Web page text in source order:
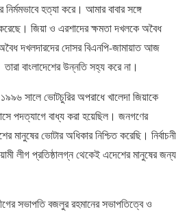
হত্যা করে। আমার বাবার সঙ্গে
জিয়া ও এরশাদের ক্ষমতা দখলকে অবৈধ
দখলদারদের দোসর বিএনপি-জামায়াত আজ
বাংলাদেশের উন্নতি সহ্য করে না।
সালে ভোটচুরির অপরাধে খালেদা জিয়াকে
পদত্যাগে বাধ্য করা হয়েছিল। জনগণের
মানুষের ভোটার অধিকার নিশ্চিত করেছি। নির্বাচনী
লীগ প্রতিষ্ঠালগ্ন থেকেই এদেশের মানুষের জন্য
সভাপতি বজলুর রহমানের সভাপতিত্বে ও